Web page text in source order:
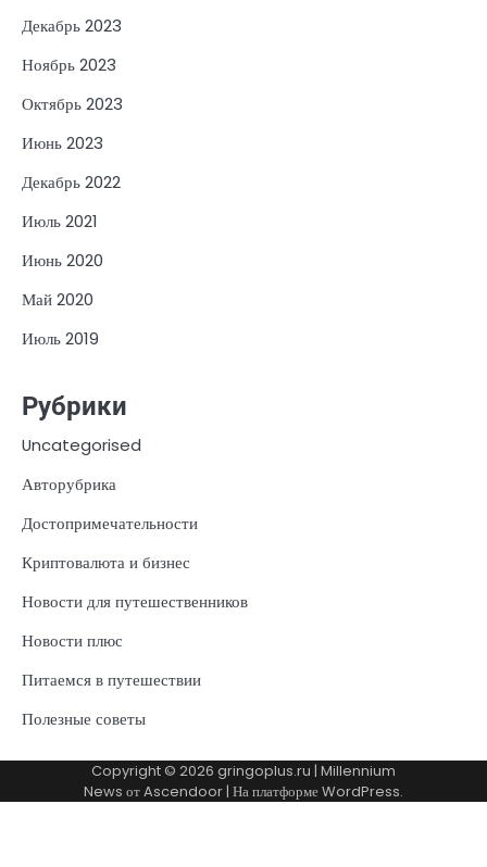
Декабрь 2023
Ноябрь 2023
Октябрь 2023
Июнь 2023
Декабрь 2022
Июль 2021
Июнь 2020
Май 2020
Июль 2019
Рубрики
Uncategorised
Авторубрика
Достопримечательности
Криптовалюта и бизнес
Новости для путешественников
Новости плюс
Питаемся в путешествии
Полезные советы
Copyright © 2026 gringoplus.ru | Millennium
News отAscendoor| На платформеWordPress.